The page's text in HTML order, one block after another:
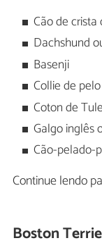
Cão de crista
Dachshund
Basenji
Collie de
Coton de
Galgo inglês
Cão-pelado-
Continue lendo
Boston